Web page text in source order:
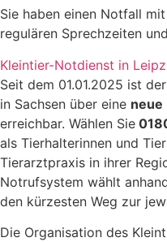
Sie haben einen Notfall
regulären Sprechzeiten
Kleintier-Notdienst in
Seit dem 01.01.2025 ist
in Sachsen über eine neue
erreichbar. Wählen Sie
als Tierhalterinnen und
Tierarztpraxis in ihrer
Notrufsystem wählt
den kürzesten Weg zur
Die Organisation des